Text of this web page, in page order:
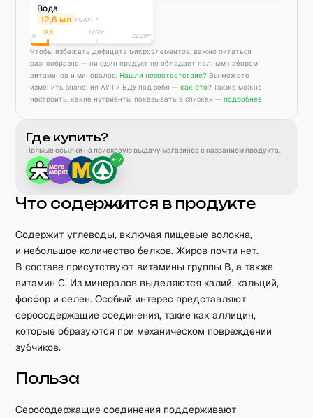
Вода
12,6 мл 1% АУП*
0 12,6 1250* 2200**
Чтобы избежать дефицита микроэлементов, важно питаться
разнообразно — ни один продукт не обладает полным набором
витаминов и минералов. Нашли несоответствие? Вы можете
изменить значения АУП и ВДУ под себя — как это? Также можно
настроить, какие нутриенты показывать в списках — подробнее
Где купить?
Прямые ссылки на поисковую выдачу магазинов с названием продукта.
+17
Что содержится в продукте
Содержит углеводы, включая пищевые волокна,
и небольшое количество белков. Жиров почти нет.
В составе присутствуют витамины группы B, а также
витамин C. Из минералов выделяются калий, кальций,
фосфор и селен. Особый интерес представляют
серосодержащие соединения, такие как аллицин,
которые образуются при механическом повреждении
зубчиков.
Польза
Серосодержащие соединения поддерживают